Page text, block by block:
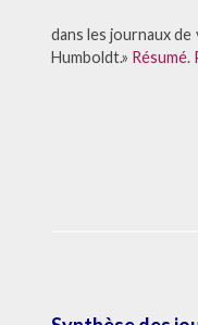
dans les journaux de
Humboldt.» Résumé.